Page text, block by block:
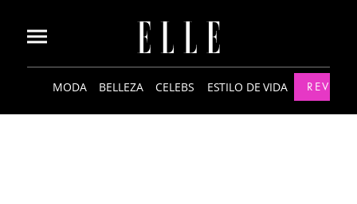
MODA BELLEZA CELEBS ESTILO DE VIDA